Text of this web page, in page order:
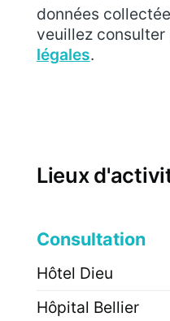
données
veuillez consulter
légales.
Lieux
Consultation
Hôtel Dieu
Hôpital Bellier